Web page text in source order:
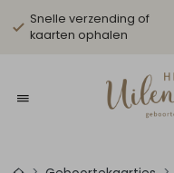
Snelle verzending of
kaarten ophalen